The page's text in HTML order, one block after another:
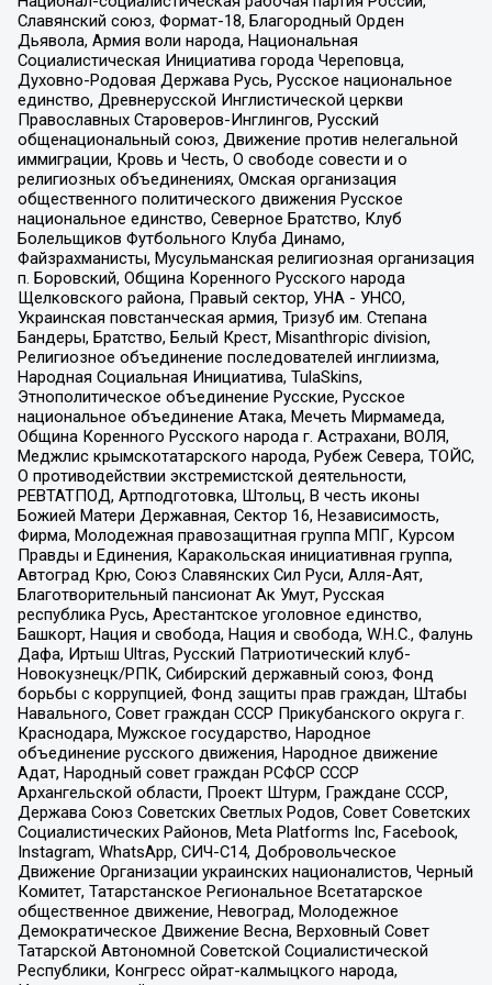
Славянский союз, Формат-18, Благородный Орден
Дьявола, Армия воли народа, Национальная
Социалистическая Инициатива города Череповца,
Духовно-Родовая Держава Русь, Русское национальное
единство, Древнерусской Инглистической церкви
Православных Староверов-Инглингов, Русский
общенациональный союз, Движение против нелегальной
иммиграции, Кровь и Честь, О свободе совести и о
религиозных объединениях, Омская организация
общественного политического движения Русское
национальное единство, Северное Братство, Клуб
Болельщиков Футбольного Клуба Динамо,
Файзрахманисты, Мусульманская религиозная организация
п. Боровский, Община Коренного Русского народа
Щелковского района, Правый сектор, УНА - УНСО,
Украинская повстанческая армия, Тризуб им. Степана
Бандеры, Братство, Белый Крест, Misanthropic division,
Религиозное объединение последователей инглиизма,
Народная Социальная Инициатива, TulaSkins,
Этнополитическое объединение Русские, Русское
национальное объединение Атака, Мечеть Мирмамеда,
Община Коренного Русского народа г. Астрахани, ВОЛЯ,
Меджлис крымскотатарского народа, Рубеж Севера, ТОЙС,
О противодействии экстремистской деятельности,
РЕВТАТПОД, Артподготовка, Штольц, В честь иконы
Божией Матери Державная, Сектор 16, Независимость,
Фирма, Молодежная правозащитная группа МПГ, Курсом
Правды и Единения, Каракольская инициативная группа,
Автоград Крю, Союз Славянских Сил Руси, Алля-Аят,
Благотворительный пансионат Ак Умут, Русская
республика Русь, Арестантское уголовное единство,
Башкорт, Нация и свобода, Нация и свобода, W.H.С., Фалунь
Дафа, Иртыш Ultras, Русский Патриотический клуб-
Новокузнецк/РПК, Сибирский державный союз, Фонд
борьбы с коррупцией, Фонд защиты прав граждан, Штабы
Навального, Совет граждан СССР Прикубанского округа г.
Краснодара, Мужское государство, Народное
объединение русского движения, Народное движение
Адат, Народный совет граждан РСФСР СССР
Архангельской области, Проект Штурм, Граждане СССР,
Держава Союз Советских Светлых Родов, Совет Советских
Социалистических Районов, Meta Platforms Inc, Facebook,
Instagram, WhatsApp, СИЧ-С14, Добровольческое
Движение Организации украинских националистов, Черный
Комитет, Татарстанское Региональное Всетатарское
общественное движение, Невоград, Молодежное
Демократическое Движение Весна, Верховный Совет
Татарской Автономной Советской Социалистической
Республики, Конгресс ойрат-калмыцкого народа,